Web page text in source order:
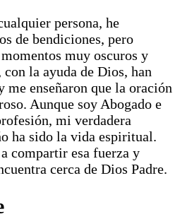
persona, he
de bendiciones, pero
muy oscuros y
la ayuda de Dios, han
me enseñaron que la oración
Aunque soy Abogado e
mi verdadera
ha sido la vida espiritual.
compartir esa fuerza y
cerca de Dios Padre.